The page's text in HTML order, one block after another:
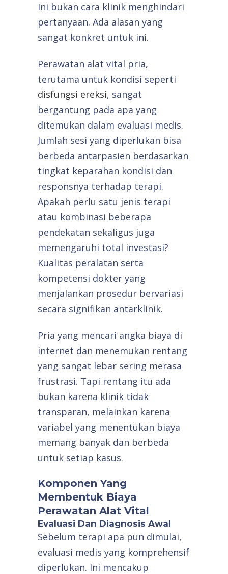
Ini bukan cara klinik menghindari
pertanyaan. Ada alasan yang
sangat konkret untuk ini.
Perawatan alat vital pria,
terutama untuk kondisi seperti
disfungsi ereksi, sangat
bergantung pada apa yang
ditemukan dalam evaluasi medis.
Jumlah sesi yang diperlukan bisa
berbeda antarpasien berdasarkan
tingkat keparahan kondisi dan
responsnya terhadap terapi.
Apakah perlu satu jenis terapi
atau kombinasi beberapa
pendekatan sekaligus juga
memengaruhi total investasi?
Kualitas peralatan serta
kompetensi dokter yang
menjalankan prosedur bervariasi
secara signifikan antarklinik.
Pria yang mencari angka biaya di
internet dan menemukan rentang
yang sangat lebar sering merasa
frustrasi. Tapi rentang itu ada
bukan karena klinik tidak
transparan, melainkan karena
variabel yang menentukan biaya
memang banyak dan berbeda
untuk setiap kasus.
Komponen Yang
Membentuk Biaya
Perawatan Alat Vital
Evaluasi Dan Diagnosis Awal
Sebelum terapi apa pun dimulai,
evaluasi medis yang komprehensif
diperlukan. Ini mencakup